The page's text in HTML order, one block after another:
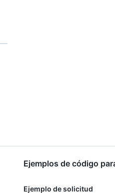
Ejemplos de código
Ejemplo de solicitud